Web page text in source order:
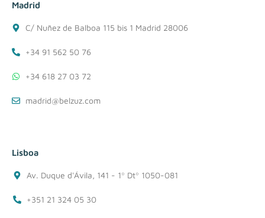
Madrid
C/ Nuñez de Balboa 115 bis 1 Madrid 28006
+34 91 562 50 76
+34 618 27 03 72
madrid@belzuz.com
Lisboa
Av. Duque d'Ávila, 141 - 1º Dtº 1050-081
+351 21 324 05 30